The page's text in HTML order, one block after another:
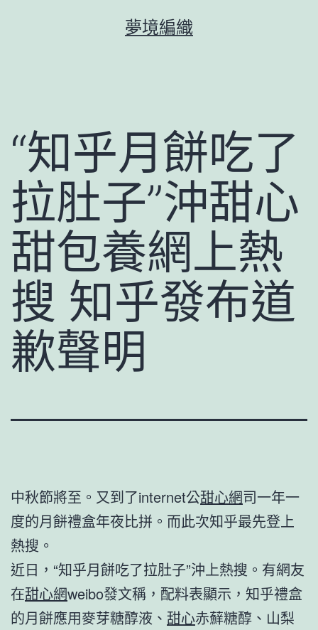
夢境編織
“知乎月餅吃了
拉肚子”沖甜心
甜包養網上熱
搜 知乎發布道
歉聲明
中秋節將至。又到了internet公甜心網司一年一
度的月餅禮盒年夜比拼。而此次知乎最先登上
熱搜。
近日，“知乎月餅吃了拉肚子”沖上熱搜。有網友
在甜心網weibo發文稱，配料表顯示，知乎禮盒
的月餅應用麥芽糖醇液、 甜心赤蘚糖醇、山梨